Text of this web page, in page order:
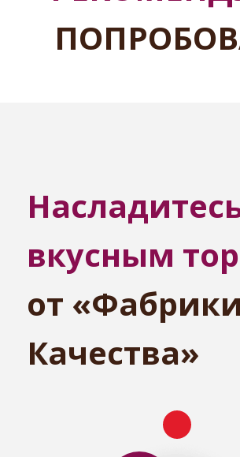
вкусным
от «Фабрики
Качества»